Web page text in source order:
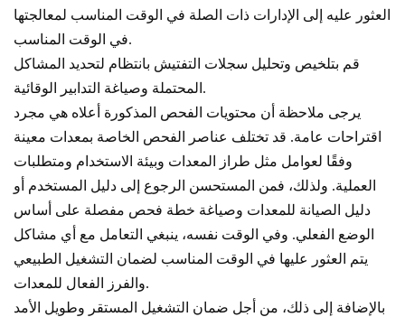
العثور عليه إلى الإدارات ذات الصلة في الوقت المناسب لمعالجتها
في الوقت المناسب.
قم بتلخيص وتحليل سجلات التفتيش بانتظام لتحديد المشاكل
المحتملة وصياغة التدابير الوقائية.
يرجى ملاحظة أن محتويات الفحص المذكورة أعلاه هي مجرد
اقتراحات عامة. قد تختلف عناصر الفحص الخاصة بمعدات معينة
وفقًا لعوامل مثل طراز المعدات وبيئة الاستخدام ومتطلبات
العملية. ولذلك، فمن المستحسن الرجوع إلى دليل المستخدم أو
دليل الصيانة للمعدات وصياغة خطة فحص مفصلة على أساس
الوضع الفعلي. وفي الوقت نفسه، ينبغي التعامل مع أي مشاكل
يتم العثور عليها في الوقت المناسب لضمان التشغيل الطبيعي
والفرز الفعال للمعدات.
بالإضافة إلى ذلك، من أجل ضمان التشغيل المستقر وطويل الأمد